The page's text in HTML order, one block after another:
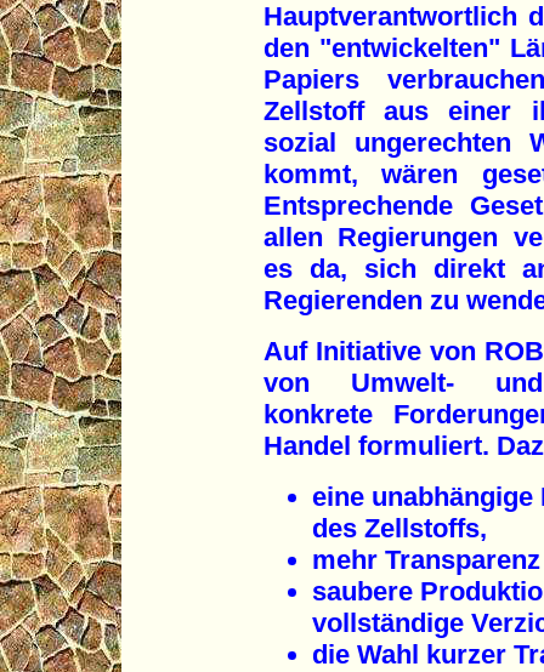
Hauptverantwortlich
den "entwickelten"
Papiers
Zellstoff aus einer
sozial ungerechten
kommt, wären
Entsprechende
allen Regierungen
es da, sich direkt
Regierenden zu
Auf Initiative von
von Umwelt- und
konkrete
Handel formuliert.
eine
des Zellstoffs,
mehr
saubere
vollständige
die Wahl kurzer